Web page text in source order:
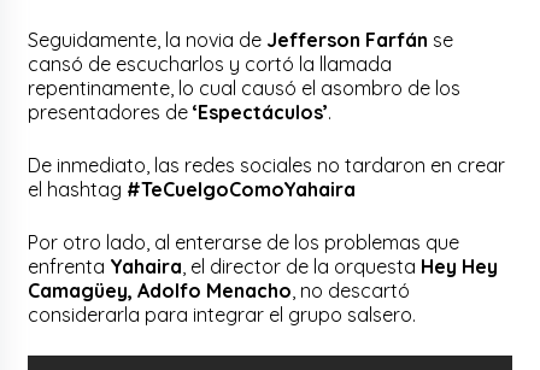
Seguidamente, la novia de Jefferson Farfán se
cansó de escucharlos y cortó la llamada
repentinamente, lo cual causó el asombro de los
presentadores de‘Espectáculos’.
De inmediato, las redes sociales no tardaron en crear
el hashtag #TeCuelgoComoYahaira
Por otro lado, al enterarse de los problemas que
enfrenta Yahaira , el director de la orquesta Hey Hey
Camagüey, Adolfo Menacho , no descartó
considerarla para integrar el grupo salsero.